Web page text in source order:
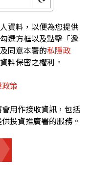
資料，以便為您提供
選方框以及點擊「遞
同意本署的私隱政
料保密之權利。
策
用作接收資訊，包括
投資推廣署的服務。